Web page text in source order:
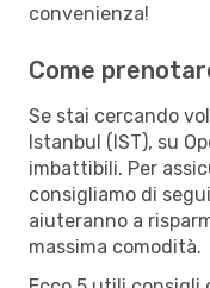
convenienza!
Come
Se stai cercando
Istanbul (IST), su
imbattibili. Per
consigliamo di
aiuteranno a
massima comodità.